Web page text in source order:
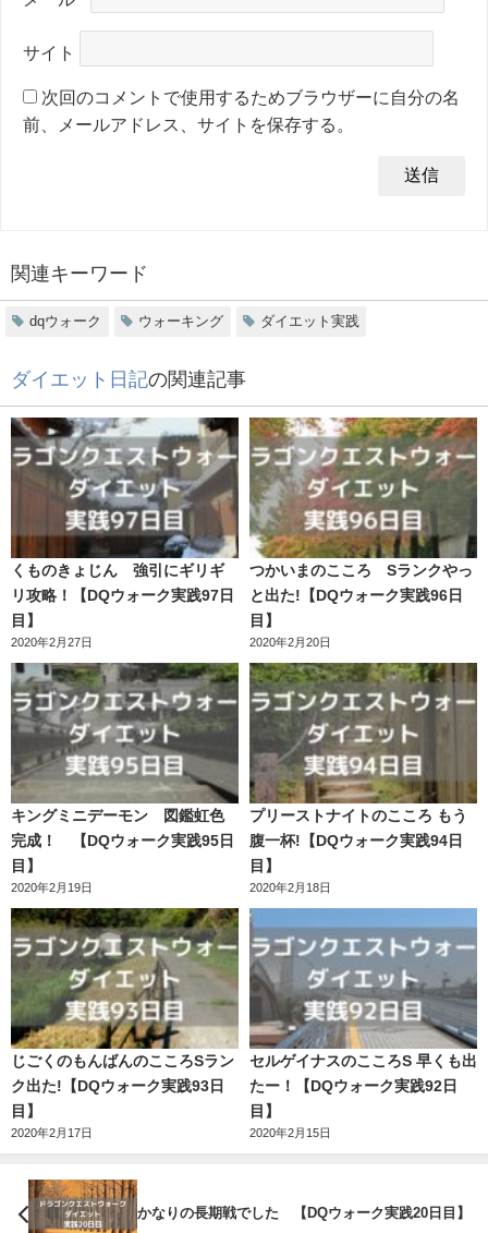
サイト
次回のコメントで使用するためブラウザーに自分の名
前、メールアドレス、サイトを保存する。
関連キーワード
dqウォーク ウォーキング ダイエット実践
ダイエット日記の関連記事
くものきょじん 強引にギリギ
リ攻略！【DQウォーク実践97日
目】
2020年2月27日
つかいまのこころ Sランクやっ
と出た!【DQウォーク実践96日
目】
2020年2月20日
キングミニデーモン 図鑑虹色
完成！ 【DQウォーク実践95日
目】
2020年2月19日
プリーストナイトのこころ もう
腹一杯!【DQウォーク実践94日
目】
2020年2月18日
じごくのもんばんのこころSラン
ク出た!【DQウォーク実践93日
目】
2020年2月17日
セルゲイナスのこころS 早くも出
たー！【DQウォーク実践92日
目】
2020年2月15日
かなりの長期戦でした 【DQウォーク実践20日目】